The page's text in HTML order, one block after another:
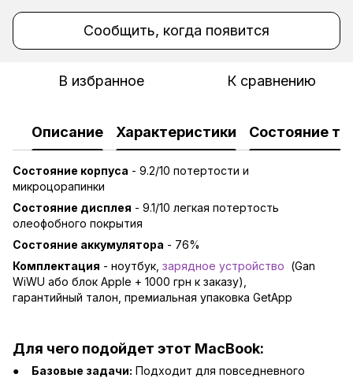
Сообщить, когда появится
В избранное К сравнению
Описание Характеристики Состояние
Состояние корпуса - 9.2/10 потертости и
микроцорапинки
Состояние дисплея - 9.1/10 легкая потертость
олеофобного покрытия
Состояние аккумулятора - 76%
Комплектация - ноутбук, зарядное устройство (Gan
WiWU або блок Apple + 1000 грн к заказу),
гарантийный талон, премиальная упаковка GetApp
Для чего подойдет этот MacBook:
Базовые задачи: Подходит для повседневного